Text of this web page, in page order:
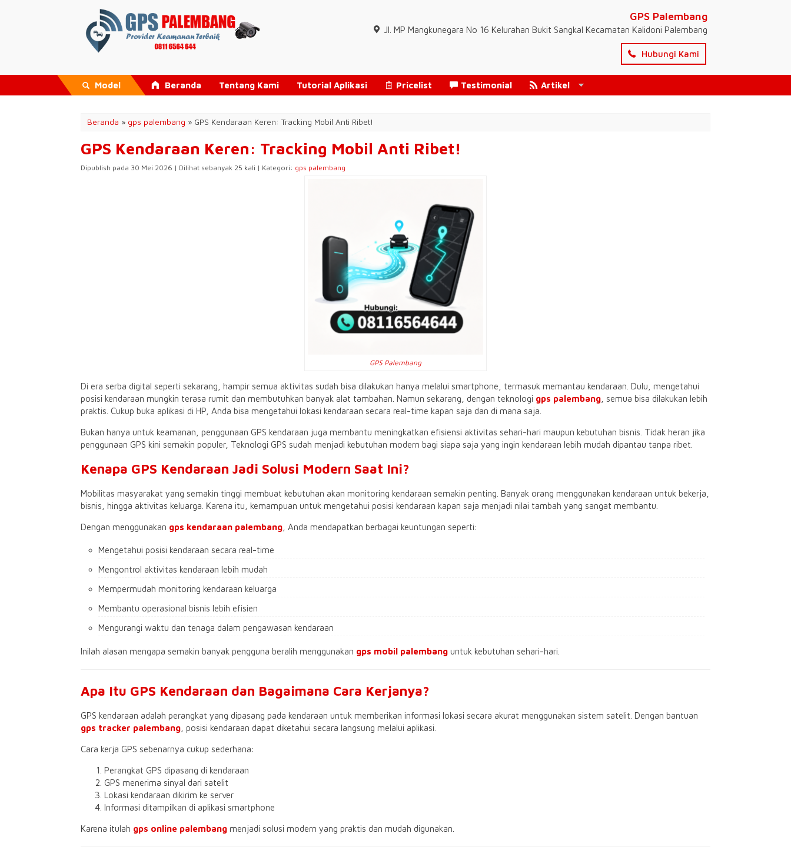
GPS Palembang
Jl. MP Mangkunegara No 16 Kelurahan Bukit Sangkal Kecamatan Kalidoni Palembang
Hubungi Kami
Model Beranda Tentang Kami Tutorial Aplikasi Pricelist Testimonial Artikel
Beranda » gps palembang » GPS Kendaraan Keren: Tracking Mobil Anti Ribet!
GPS Kendaraan Keren: Tracking Mobil Anti Ribet!
Dipublish pada 30 Mei 2026 | Dilihat sebanyak 25 kali | Kategori: gps palembang
GPS Palembang
Di era serba digital seperti sekarang, hampir semua aktivitas sudah bisa dilakukan hanya melalui smartphone, termasuk memantau kendaraan. Dulu, mengetahui
posisi kendaraan mungkin terasa rumit dan membutuhkan banyak alat tambahan. Namun sekarang, dengan teknologi gps palembang , semua bisa dilakukan lebih
praktis. Cukup buka aplikasi di HP, Anda bisa mengetahui lokasi kendaraan secara real-time kapan saja dan di mana saja.
Bukan hanya untuk keamanan, penggunaan GPS kendaraan juga membantu meningkatkan efisiensi aktivitas sehari-hari maupun kebutuhan bisnis. Tidak heran jika
penggunaan GPS kini semakin populer, Teknologi GPS sudah menjadi kebutuhan modern bagi siapa saja yang ingin kendaraan lebih mudah dipantau tanpa ribet.
Kenapa GPS Kendaraan Jadi Solusi Modern Saat Ini?
Mobilitas masyarakat yang semakin tinggi membuat kebutuhan akan monitoring kendaraan semakin penting. Banyak orang menggunakan kendaraan untuk bekerja,
bisnis, hingga aktivitas keluarga. Karena itu, kemampuan untuk mengetahui posisi kendaraan kapan saja menjadi nilai tambah yang sangat membantu.
Dengan menggunakan gps kendaraan palembang , Anda mendapatkan berbagai keuntungan seperti:
Mengetahui posisi kendaraan secara real-time
Mengontrol aktivitas kendaraan lebih mudah
Mempermudah monitoring kendaraan keluarga
Membantu operasional bisnis lebih efisien
Mengurangi waktu dan tenaga dalam pengawasan kendaraan
Inilah alasan mengapa semakin banyak pengguna beralih menggunakan gps mobil palembang untuk kebutuhan sehari-hari.
Apa Itu GPS Kendaraan dan Bagaimana Cara Kerjanya?
GPS kendaraan adalah perangkat yang dipasang pada kendaraan untuk memberikan informasi lokasi secara akurat menggunakan sistem satelit. Dengan bantuan
gps tracker palembang , posisi kendaraan dapat diketahui secara langsung melalui aplikasi.
Cara kerja GPS sebenarnya cukup sederhana:
Perangkat GPS dipasang di kendaraan
GPS menerima sinyal dari satelit
Lokasi kendaraan dikirim ke server
Informasi ditampilkan di aplikasi smartphone
Karena itulah gps online palembang menjadi solusi modern yang praktis dan mudah digunakan.